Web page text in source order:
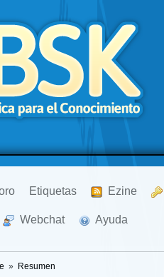
Etiquetas Ezine
Webchat Ayuda
» Resumen